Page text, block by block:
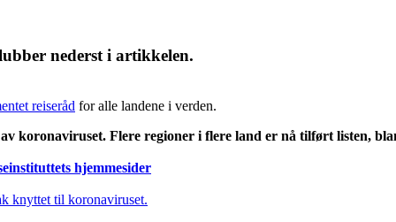
nederst i artikkelen.
reiseråd for alle landene i verden.
koronaviruset. Flere regioner i flere land er nå tilført listen,
hjemmesider
knyttet til koronaviruset.